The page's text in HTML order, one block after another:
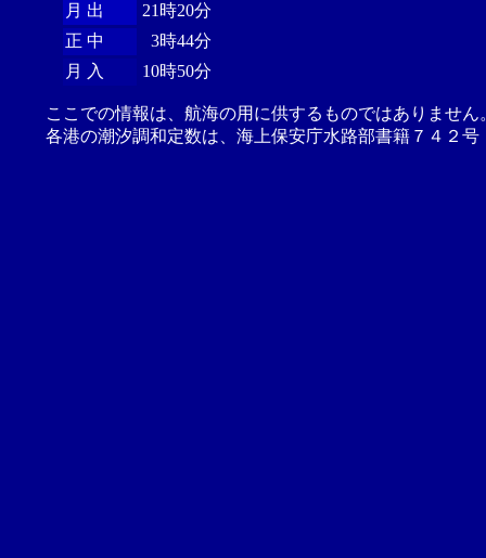
月 出
21時20分
正 中
3時44分
月 入
10時50分
ここでの情報は、航海の用に供するものではありませ
各港の潮汐調和定数は、海上保安庁水路部書籍７４２